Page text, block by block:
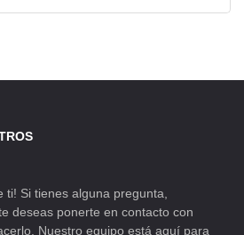
ti! Si tienes alguna pregunta,
deseas ponerte en contacto con
Nuestro equipo está aquí para